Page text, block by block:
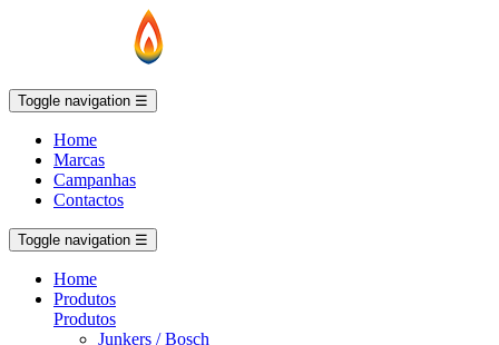
Toggle navigation ☰
Home
Marcas
Campanhas
Contactos
Toggle navigation ☰
Home
Produtos
Produtos
Junkers / Bosch